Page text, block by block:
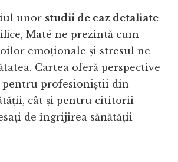
unor studii de caz detaliate
Maté ne prezintă cum
emoționale și stresul ne
Cartea oferă perspective
pentru profesioniștii din
cât și pentru cititorii
de îngrijirea sănătății